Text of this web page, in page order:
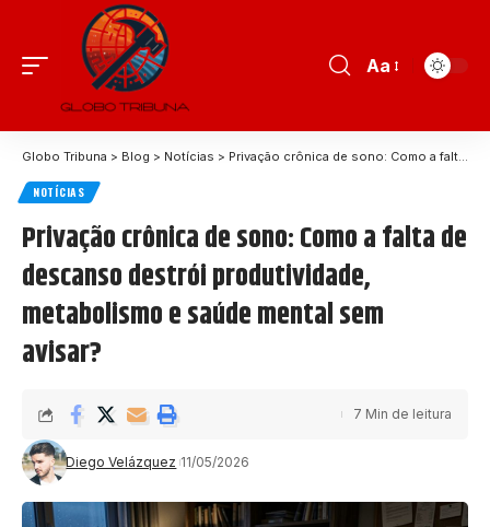
Aa
Globo Tribuna > Blog > Notícias > Privação crônica de sono: Como a falta de descanso destrói produtividade, metabolismo e saúde mental sem avisar?
NOTÍCIAS
Privação crônica de sono: Como a falta de
descanso destrói produtividade,
metabolismo e saúde mental sem
avisar?
Diego Velázquez 11/05/2026
7 Min de leitura